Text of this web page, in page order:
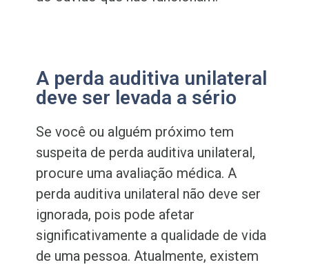
A perda auditiva unilateral
deve ser levada a sério
Se você ou alguém próximo tem
suspeita de perda auditiva unilateral,
procure uma avaliação médica. A
perda auditiva unilateral não deve ser
ignorada, pois pode afetar
significativamente a qualidade de vida
de uma pessoa. Atualmente, existem